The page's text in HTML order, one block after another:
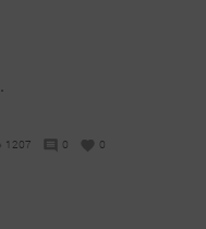
1207 0 0